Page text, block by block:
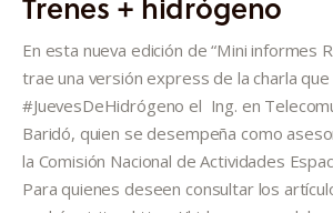
Proyectos
Informes
Quiénes somos
En esta nueva edición de “Mini informes
trae una versión express de la charla
#JuevesDeHidrógeno el Ing. en
Baridó, quien se desempeña como
la Comisión Nacional de Actividades
Para quienes deseen consultar los